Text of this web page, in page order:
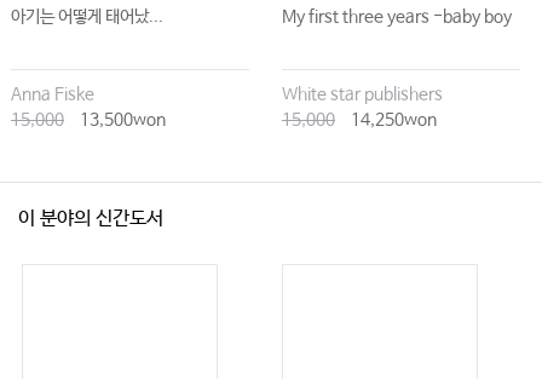
아기는 어떻게 태어났...
Anna Fiske
15,000
13,500won
My first three years -baby boy
White star publishers
15,000
14,250won
이 분야의 신간도서